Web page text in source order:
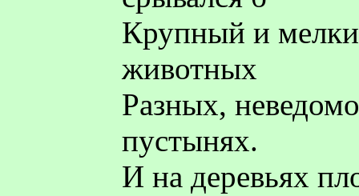
Крупный и
животных
Разных,
пустынях.
И на деревьях